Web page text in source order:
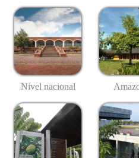
Nivel nacional